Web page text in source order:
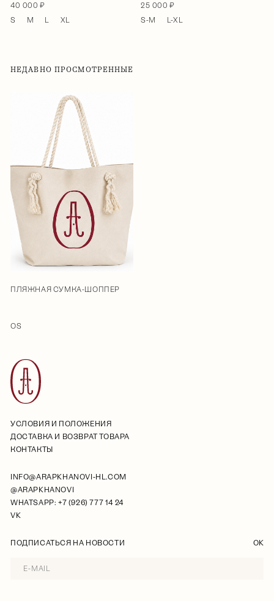
40 000 ₽
S
M L XL
25 000 ₽
S-M
L-XL
НЕДАВНО ПРОСМОТРЕННЫЕ
ПЛЯЖНАЯ СУМКА-ШОППЕР
OS
УСЛОВИЯ И ПОЛОЖЕНИЯ
ДОСТАВКА И ВОЗВРАТ ТОВАРА
КОНТАКТЫ
INFO@ARAPKHANOVI-HL.COM
@ARAPKHANOVI
WHATSAPP: +7 (926) 777 14 24
VK
ПОДПИСАТЬСЯ НА НОВОСТИ OK